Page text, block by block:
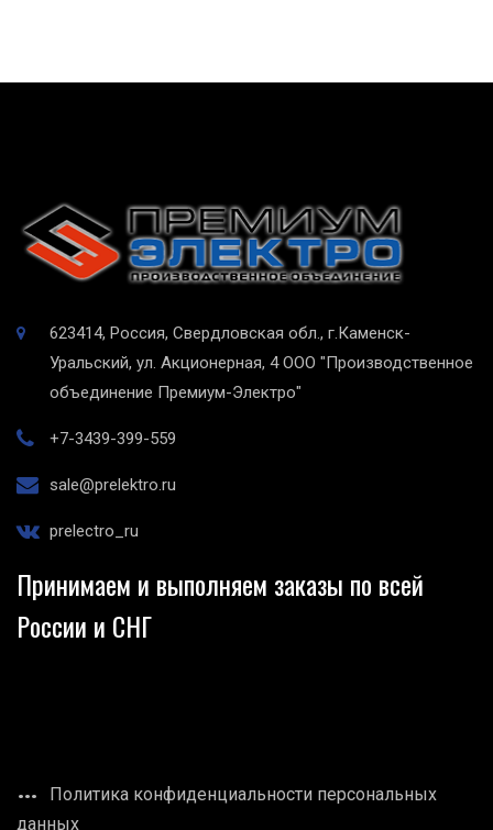
623414, Россия, Свердловская обл., г.Каменск-
Уральский, ул. Акционерная, 4 ООО "Производственное
объединение Премиум-Электро"
+7-3439-399-559
sale@prelektro.ru
prelectro_ru
Принимаем и выполняем заказы по всей
России и СНГ
Политика конфиденциальности персональных
данных